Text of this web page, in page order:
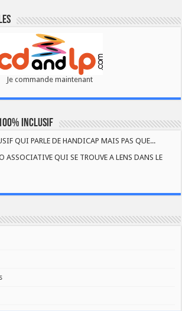
Je commande maintenant
INCLUSIF
QUI PARLE DE HANDICAP MAIS PAS QUE...
ASSOCIATIVE QUI SE TROUVE A LENS DANS LE